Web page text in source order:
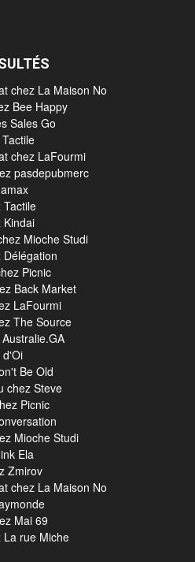
chez La Maison No
Bee Happy
Sales Go
chez LaFourmi
pasdepubmerc
Tactile
Kindai
Mioche Studi
Picnic
Back Market
LaFourmi
The Source
d'Oi
Be Old
chez Steve
Picnic
Mioche Studi
Ela
Zmirov
chez La Maison No
Mai 69
La rue Miche